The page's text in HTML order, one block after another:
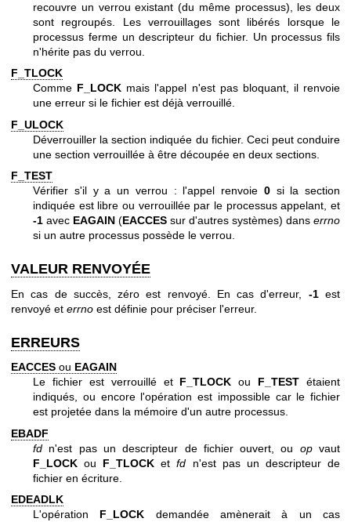
recouvre un verrou existant (du même processus), les deux
sont regroupés. Les verrouillages sont libérés lorsque le
processus ferme un descripteur du fichier. Un processus fils
n'hérite pas du verrou.
F_TLOCK
Comme F_LOCK mais l'appel n'est pas bloquant, il renvoie
une erreur si le fichier est déjà verrouillé.
F_ULOCK
Déverrouiller la section indiquée du fichier. Ceci peut conduire
une section verrouillée à être découpée en deux sections.
F_TEST
Vérifier s'il y a un verrou : l'appel renvoie 0si la section
indiquée est libre ou verrouillée par le processus appelant, et
-1 avec EAGAIN (EACCES sur d'autres systèmes) dans errno
si un autre processus possède le verrou.
VALEUR RENVOYÉE
En cas de succès, zéro est renvoyé. En cas d'erreur, -1est
renvoyé et errno est définie pour préciser l'erreur.
ERREURS
EACCES ou EAGAIN
Le fichier est verrouillé et F_TLOCK ou F_TEST étaient
indiqués, ou encore l'opération est impossible car le fichier
est projetée dans la mémoire d'un autre processus.
EBADF
fd n'est pas un descripteur de fichier ouvert, ou opvaut
F_LOCK ou F_TLOCK etfd n'est pas un descripteur de
fichier en écriture.
EDEADLK
L'opération F_LOCK demandée amènerait à un cas